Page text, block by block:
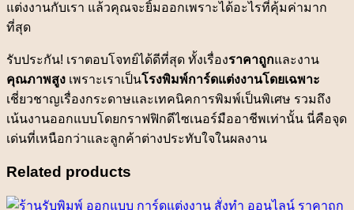
แต่งงานกับเรา แล้วคุณจะยิ้มออกเพราะได้อะไรที่คุ้มค่ามาก
ที่สุด
รับประกัน! เราตอบโจทย์ได้ดีที่สุด ทั้งเรื่องราคาถูกและงาน
คุณภาพสูง เพราะเราเป็นโรงพิมพ์การ์ดแต่งงานโดยเฉพาะ
เชี่ยวชาญเรื่องกระดาษและเทคนิคการพิมพ์เป็นพิเศษ รวมถึง
เน้นงานออกแบบโดยกราฟฟิกดีไซเนอร์มืออาชีพเท่านั้น นี่คือจุด
เด่นที่เหนือกว่าและลูกค้าต่างประทับใจในผลงาน
Related products